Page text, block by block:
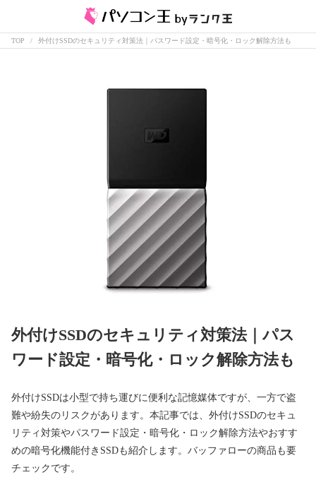
TOP 外付けSSDのセキュリティ対策法｜パスワード設定・暗号化・ロック解除方法も
外付けSSDのセキュリティ対策法｜パス
ワード設定・暗号化・ロック解除方法も
外付けSSDは小型で持ち運びに便利な記憶媒体ですが、一方で盗
難や紛失のリスクがあります。本記事では、外付けSSDのセキュ
リティ対策やパスワード設定・暗号化・ロック解除方法やおすす
めの暗号化機能付きSSDも紹介します。バッファローの商品も要
チェックです。